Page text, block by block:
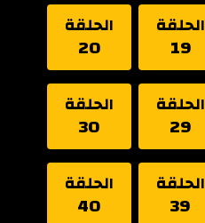
الحلقة
19
الحلقة
20
الحلقة
29
الحلقة
30
الحلقة
39
الحلقة
40